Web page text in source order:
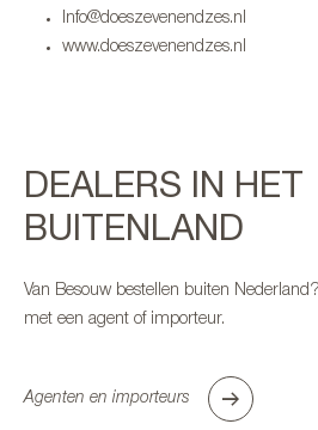
Info@doeszevenendzes.nl
www.doeszevenendzes.nl
DEALERS IN HET
BUITENLAND
Van Besouw bestellen buiten
met een agent of importeur.
Agenten en importeurs